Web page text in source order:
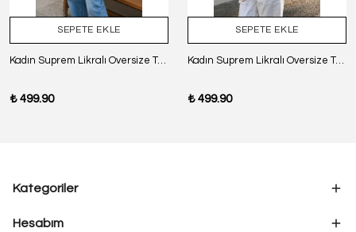
SEPETE EKLE
Kadın Suprem Likralı Oversize T-Shirt - SİYAH
₺ 499.90
SEPETE EKLE
Kadın Suprem Likralı Oversize T-Shirt - BORDO
₺ 499.90
Kategoriler
Hesabım